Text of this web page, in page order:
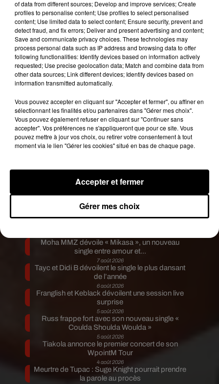
Publié : 14 février 2018 à 14h10 par Bertrand
Loppin
l’album. Le dernier album de Ne Yo, « Non fiction »
était sorti il y a trois ans.
Fil actus
Moha MMZ dévoile « Mikasa », un nouveau
single entre amour et...
7 août 2026
Tayc et Didi B dévoilent le single le plus dansant
de l’année
6 août 2026
Franglish et Keblack dévoilent une session live
surprise
5 août 2026
Russ frappe fort avec son nouveau single «
Coulda Shoulda Woulda »
5 août 2026
Tiakola annonce le premier concert de son
WpointM Tour
4 août 2026
Meurtre de Tupac : Suge Knight pourrait prendre
la parole au procès
of data from different sources; Develop and improve services; Create
profiles to personalise content; Use profiles to select personalised
content; Use limited data to select content; Ensure security, prevent and
detect fraud, and fix errors; Deliver and present advertising and content;
Save and communicate privacy choices. These technologies may
process personal data such as IP address and browsing data to offer
following functionalities: Identify devices based on information actively
requested; Use precise geolocation data; Match and combine data from
other data sources; Link different devices; Identify devices based on
information transmitted automatically.
Vous pouvez accepter en cliquant sur "Accepter et fermer", ou affiner en
sélectionnant les finalités et/ou partenaires dans "Gérer mes choix".
Vous pouvez également refuser en cliquant sur "Continuer sans
accepter". Vos préférences ne s'appliqueront que pour ce site. Vous
pouvez mettre à jour vos choix, ou retirer votre consentement à tout
moment via le lien "Gérer les cookies" situé en bas de chaque page.
Gérer mes choix
Accepter et fermer